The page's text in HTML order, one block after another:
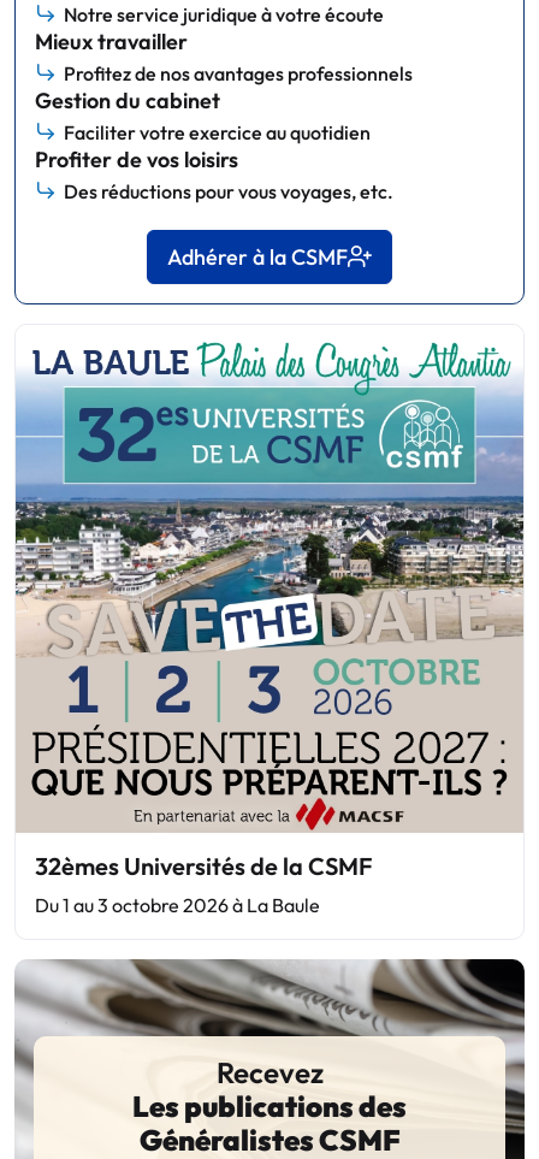
Notre service juridique à votre écoute
Mieux travailler
Profitez de nos avantages professionnels
Gestion du cabinet
Faciliter votre exercice au quotidien
Profiter de vos loisirs
Des réductions pour vous voyages, etc.
Adhérer à la CSMF
32èmes Universités de la CSMF
Du 1 au 3 octobre 2026 à La Baule
Recevez
Les publications des
Généralistes CSMF